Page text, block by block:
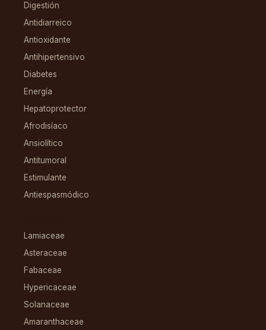
Digestión
Antidiarreico
Antioxidante
Antihipertensivo
Diabetes
Energía
Hepatoprotector
Afrodisíaco
Ansiolítico
Antitumoral
Estimulante
Antiespasmódico
Lamiaceae
Asteraceae
Fabaceae
Hypericaceae
Solanaceae
Amaranthaceae